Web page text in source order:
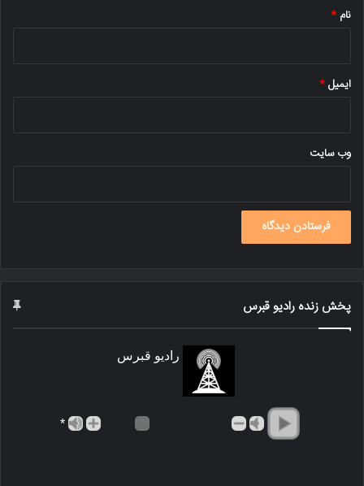
نام *
ایمیل*
وب‌ سایت
پخش زنده رادیو قبرس
رادیو قبرس
*